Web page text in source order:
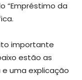
“Empréstimo da
importante
estão as
uma explicação